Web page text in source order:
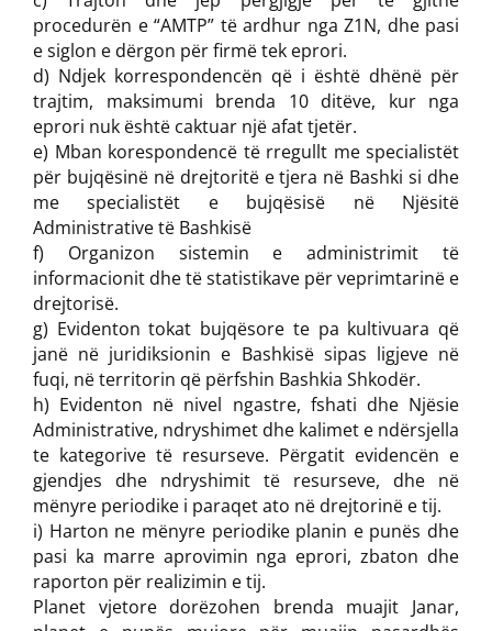
procedurën e “AMTP” të ardhur nga Z1N, dhe pasi
e siglon e dërgon për firmë tek eprori.
d) Ndjek korrespondencën që i është dhënë për
trajtim, maksimumi brenda 10 ditëve, kur nga
eprori nuk është caktuar një afat tjetër.
e) Mban korespondencë të rregullt me specialistët
për bujqësinë në drejtoritë e tjera në Bashki si dhe
me specialistët e bujqësisë në Njësitë
Administrative të Bashkisë
f) Organizon sistemin e administrimit të
informacionit dhe të statistikave për veprimtarinë e
drejtorisë.
g) Evidenton tokat bujqësore te pa kultivuara që
janë në juridiksionin e Bashkisë sipas ligjeve në
fuqi, në territorin që përfshin Bashkia Shkodër.
h) Evidenton në nivel ngastre, fshati dhe Njësie
Administrative, ndryshimet dhe kalimet e ndërsjella
te kategorive të resurseve. Përgatit evidencën e
gjendjes dhe ndryshimit të resurseve, dhe në
mënyre periodike i paraqet ato në drejtorinë e tij.
i) Harton ne mënyre periodike planin e punës dhe
pasi ka marre aprovimin nga eprori, zbaton dhe
raporton për realizimin e tij.
Planet vjetore dorëzohen brenda muajit Janar,